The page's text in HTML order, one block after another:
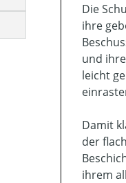
Die
ihre
und
leicht
Damit
der
ihrem